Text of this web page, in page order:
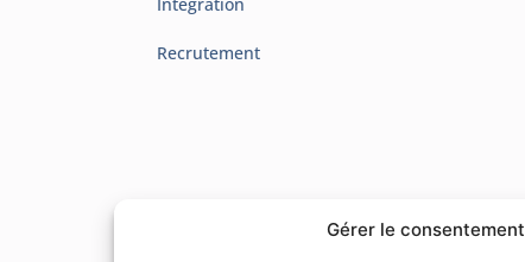
Gérer le consentement
Recrutement